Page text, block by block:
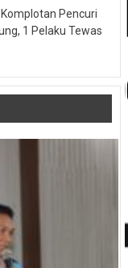
Pencuri
1 Pelaku Tewas